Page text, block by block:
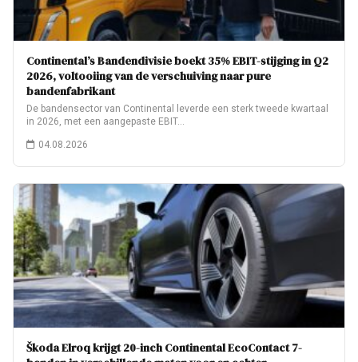
Continental’s Bandendivisie boekt 35% EBIT-stijging in Q2
2026, voltooiing van de verschuiving naar pure
bandenfabrikant
De bandensector van Continental leverde een sterk tweede kwartaal
in 2026, met een aangepaste EBIT…
04.08.2026
Škoda Elroq krijgt 20-inch Continental EcoContact 7-